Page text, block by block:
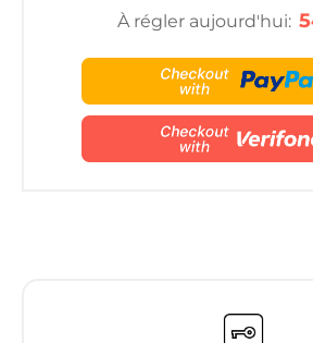
À régler aujourd'hui: